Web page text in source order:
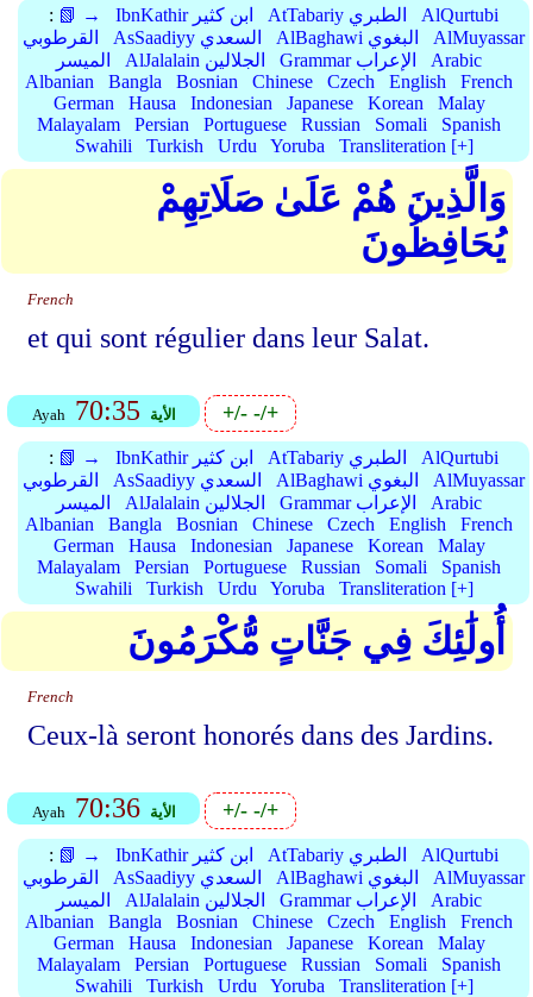
: 📗 → IbnKathir ابن كثير AtTabariy الطبري
AlQurtubi
القرطوبي
AsSaadiyy السعدي AlBaghawi البغوي
AlMuyassar
الميسر
AlJalalain الجلالين Grammar الإعراب
Arabic
Albanian
Bangla Bosnian Chinese Czech English
French
German
Hausa Indonesian Japanese Korean
Malay
Malayalam
Persian Portuguese Russian Somali
Spanish
Swahili
Turkish Urdu Yoruba Transliteration [+]
وَالَّذِينَ هُمْ عَلَىٰ صَلَاتِهِمْ
يُحَافِظُونَ
French
et qui sont régulier dans leur Salat.
Ayah 70:35 الأية +/--/+
: 📗 → IbnKathir ابن كثير AtTabariy الطبري
AlQurtubi
القرطوبي
AsSaadiyy السعدي AlBaghawi البغوي
AlMuyassar
الميسر
AlJalalain الجلالين Grammar الإعراب
Arabic
Albanian
Bangla Bosnian Chinese Czech English
French
German
Hausa Indonesian Japanese Korean
Malay
Malayalam
Persian Portuguese Russian Somali
Spanish
Swahili
Turkish Urdu Yoruba Transliteration [+]
أُولَٰئِكَ فِي جَنَّاتٍ مُّكْرَمُونَ
French
Ceux-là seront honorés dans des Jardins.
Ayah 70:36 الأية +/--/+
: 📗 → IbnKathir ابن كثير AtTabariy الطبري
AlQurtubi
القرطوبي
AsSaadiyy السعدي AlBaghawi البغوي
AlMuyassar
الميسر
AlJalalain الجلالين Grammar الإعراب
Arabic
Albanian
Bangla Bosnian Chinese Czech English
French
German
Hausa Indonesian Japanese Korean
Malay
Malayalam
Persian Portuguese Russian Somali
Spanish
Swahili
Turkish Urdu Yoruba Transliteration [+]